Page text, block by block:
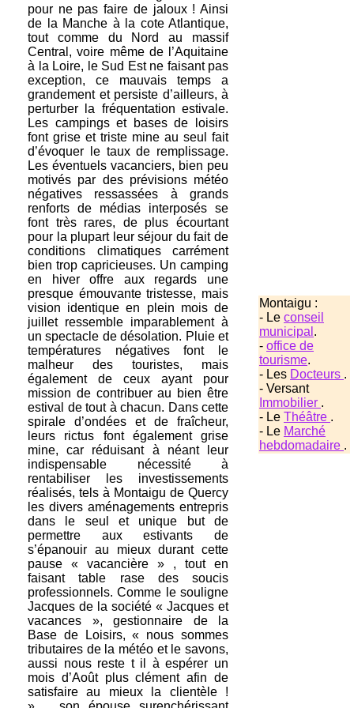
pour ne pas faire de jaloux ! Ainsi
de la Manche à la cote Atlantique,
tout comme du Nord au massif
Central, voire même de l’Aquitaine
à la Loire, le Sud Est ne faisant pas
exception, ce mauvais temps a
grandement et persiste d’ailleurs, à
perturber la fréquentation estivale.
Les campings et bases de loisirs
font grise et triste mine au seul fait
d’évoquer le taux de remplissage.
Les éventuels vacanciers, bien peu
motivés par des prévisions météo
négatives ressassées à grands
renforts de médias interposés se
font très rares, de plus écourtant
pour la plupart leur séjour du fait de
conditions climatiques carrément
bien trop capricieuses. Un camping
en hiver offre aux regards une
presque émouvante tristesse, mais
vision identique en plein mois de
juillet ressemble imparablement à
un spectacle de désolation. Pluie et
températures négatives font le
malheur des touristes, mais
également de ceux ayant pour
mission de contribuer au bien être
estival de tout à chacun. Dans cette
spirale d’ondées et de fraîcheur,
leurs rictus font également grise
mine, car réduisant à néant leur
indispensable nécessité à
rentabiliser les investissements
réalisés, tels à Montaigu de Quercy
les divers aménagements entrepris
dans le seul et unique but de
permettre aux estivants de
s’épanouir au mieux durant cette
pause « vacancière » , tout en
faisant table rase des soucis
professionnels. Comme le souligne
Jacques de la société « Jacques et
vacances », gestionnaire de la
Base de Loisirs, « nous sommes
tributaires de la météo et le savons,
aussi nous reste t il à espérer un
mois d’Août plus clément afin de
satisfaire au mieux la clientèle !
Montaigu :
- Le conseil
municipal .
- office de
tourisme.
- Les Docteurs .
- Versant
Immobilier .
- Le Théâtre .
- Le Marché
hebdomadaire .